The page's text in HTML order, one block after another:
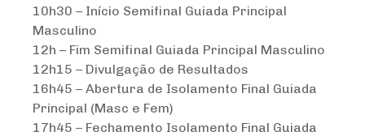
10h30 – Início Semifinal Guiada Principal
Masculino
12h – Fim Semifinal Guiada Principal Masculino
12h15 – Divulgação de Resultados
16h45 – Abertura de Isolamento Final Guiada
Principal (Masc e Fem)
17h45 – Fechamento Isolamento Final Guiada